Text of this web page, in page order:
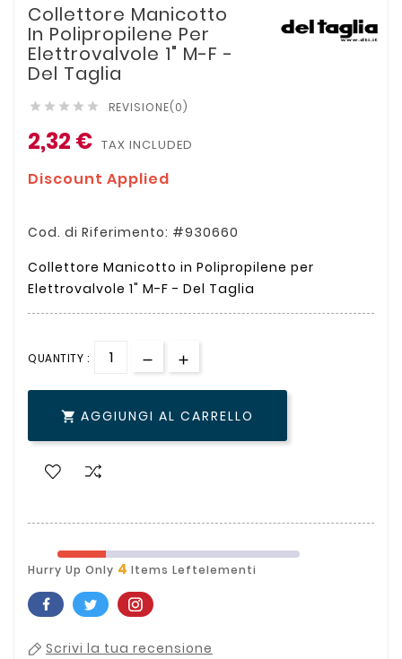
Collettore Manicotto
In Polipropilene Per
Elettrovalvole 1" M-F -
Del Taglia
     REVISIONE(0)
2,32 € TAX INCLUDED
Discount Applied
Cod. di Riferimento: #930660
Collettore Manicotto in Polipropilene per
Elettrovalvole 1" M-F - Del Taglia
QUANTITY :
 AGGIUNGI AL CARRELLO
Hurry Up Only 4 Items Leftelementi
Scrivi la tua recensione